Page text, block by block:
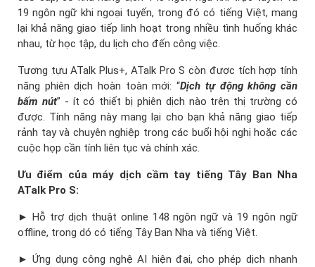
19 ngôn ngữ khi ngoại tuyến, trong đó có tiếng Việt, mang
lại khả năng giao tiếp linh hoạt trong nhiều tình huống khác
nhau, từ học tập, du lịch cho đến công việc.
Tương tựu ATalk Plus+, ATalk Pro S còn được tích hợp tính
năng phiên dịch hoàn toàn mới: “Dịch tự động không cần
bấm nút” - ít có thiết bị phiên dịch nào trên thị trường có
được. Tính năng này mang lại cho bạn khả năng giao tiếp
rảnh tay và chuyên nghiệp trong các buổi hội nghị hoặc các
cuộc họp cần tính liên tục và chính xác.
Ưu điểm của máy dịch cầm tay tiếng Tây Ban Nha
ATalk Pro S:
► Hỗ trợ dịch thuật online 148 ngôn ngữ và 19 ngôn ngữ
offline, trong dó có tiếng Tây Ban Nha và tiếng Việt.
► Ứng dụng công nghệ AI hiện đại, cho phép dịch nhanh